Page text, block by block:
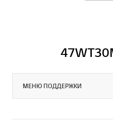
МЕНЮ ПОДДЕРЖКИ